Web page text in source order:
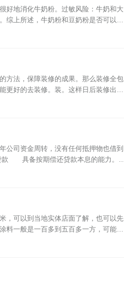
地消化牛奶粉。过敏风险：牛奶和大
综上所述，牛奶粉和豆奶粉是否可以混
养需求。如果您考虑尝试这种混合饮
法，保障装修的成果。那么装修全包
好的去装修。装。这样日后装修出来
目的性的对房子进行装修成自己想要
司资金周转，没有任何抵押物也借到
款 具备按期偿还贷款本息的能力。此
需要提供身份证明、户口本、房产证
可以到当地实体店面了解，也可以先
料一般是一百多到五百多一方，可能产
牌比较好 我建议你试=一=试用名斯卡